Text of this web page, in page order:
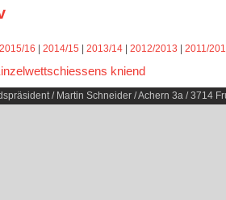
2015/16 2014/15 2013/14 2012/2013 2011/
kniend
/ Martin Schneider / Achern 3a / 3714